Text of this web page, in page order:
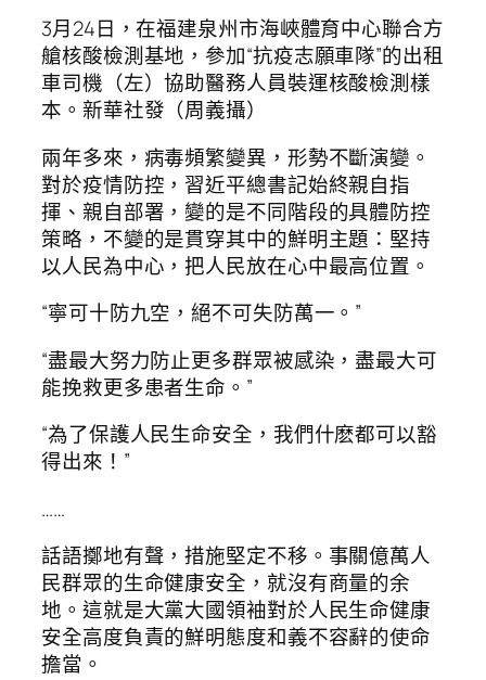
3月24日，在福建泉州市海峽體育中心聯合方
艙核酸檢測基地，參加“抗疫志願車隊”的出租
車司機（左）協助醫務人員裝運核酸檢測樣
本。新華社發（周義攝）
兩年多來，病毒頻繁變異，形勢不斷演變。
對於疫情防控，習近平總書記始終親自指
揮、親自部署，變的是不同階段的具體防控
策略，不變的是貫穿其中的鮮明主題：堅持
以人民為中心，把人民放在心中最高位置。
“寧可十防九空，絕不可失防萬一。”
“盡最大努力防止更多群眾被感染，盡最大可
能挽救更多患者生命。”
“為了保護人民生命安全，我們什麽都可以豁
得出來！”
……
話語擲地有聲，措施堅定不移。事關億萬人
民群眾的生命健康安全，就沒有商量的余
地。這就是大黨大國領袖對於人民生命健康
安全高度負責的鮮明態度和義不容辭的使命
擔當。